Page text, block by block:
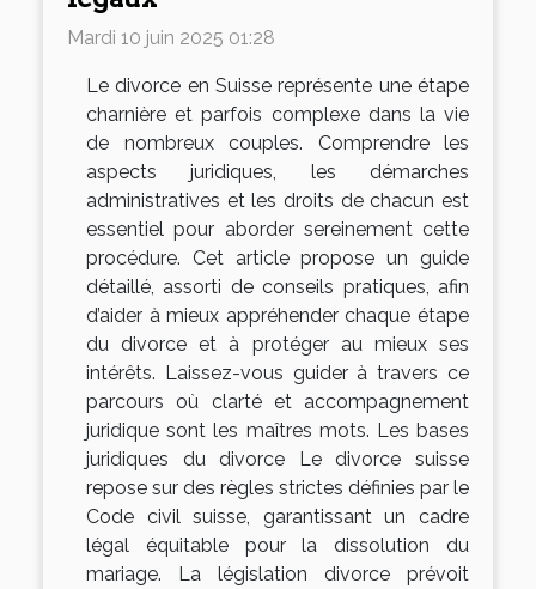
Mardi 10 juin 2025 01:28
Le divorce en Suisse représente une étape
charnière et parfois complexe dans la vie
de nombreux couples. Comprendre les
aspects juridiques, les démarches
administratives et les droits de chacun est
essentiel pour aborder sereinement cette
procédure. Cet article propose un guide
détaillé, assorti de conseils pratiques, afin
d’aider à mieux appréhender chaque étape
du divorce et à protéger au mieux ses
intérêts. Laissez-vous guider à travers ce
parcours où clarté et accompagnement
juridique sont les maîtres mots. Les bases
juridiques du divorce Le divorce suisse
repose sur des règles strictes définies par le
Code civil suisse, garantissant un cadre
légal équitable pour la dissolution du
mariage. La législation divorce prévoit